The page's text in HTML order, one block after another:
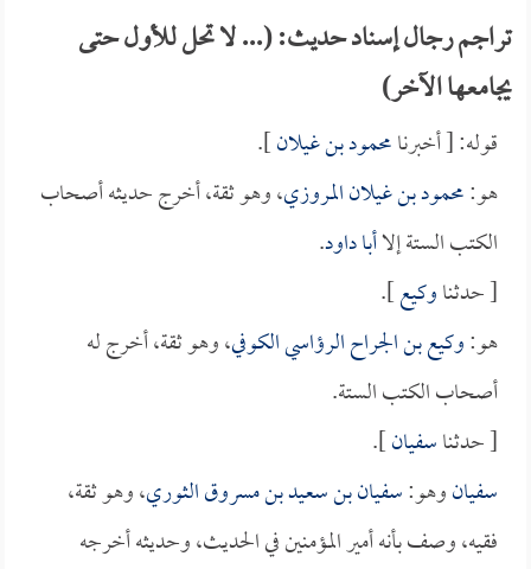
تراجم رجال إسناد حديث: (... لا تحل للأول حتى
يجامعها الآخر)
قوله: [ أخبرنامحمود بن غيلان].
هو:محمود بن غيلان المروزي، وهو ثقة، أخرج حديثه أصحاب
الكتب الستة إلاأبا داود.
[ حدثناوكيع].
هو:وكيع بن الجراح الرؤاسي الكوفي، وهو ثقة، أخرج له
أصحاب الكتب الستة.
[ حدثناسفيان].
سفيانوهو:سفيان بن سعيد بن مسروق الثوري، وهو ثقة،
فقيه، وصف بأنه أمير المؤمنين في الحديث، وحديثه أخرجه